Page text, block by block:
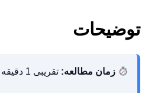
p
p
m
توضیحات
زمان مطالعه: تقریبی 1 دقیقه |